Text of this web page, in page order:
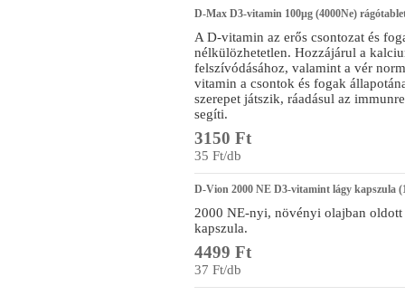
D-Max D3-vitamin 100µg (4000Ne)
A D-vitamin az erős csontozat és
nélkülözhetetlen. Hozzájárul a
felszívódásához, valamint a vér
vitamin a csontok és fogak
szerepet játszik, ráadásul az
segíti.
3150 Ft
35 Ft/db
D-Vion 2000 NE D3-vitamint lágy kapszula
2000 NE-nyi, növényi olajban
kapszula.
4499 Ft
37 Ft/db